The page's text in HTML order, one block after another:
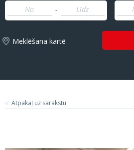
-
Meklēšana kartē
Atpakaļ uz sarakstu